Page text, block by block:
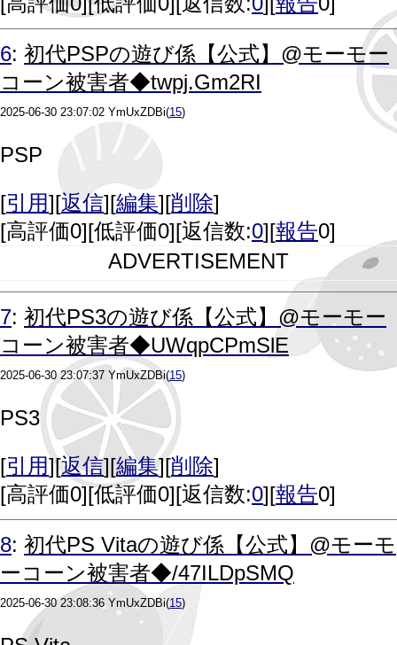
6: 初代PSPの遊び係【公式】@モーモー
コーン被害者◆twpj.Gm2RI
2025-06-30 23:07:02 YmUxZDBi(15)
PSP
[引用][返信][編集][削除]
[高評価0][低評価0][返信数:0][報告0]
ADVERTISEMENT
7: 初代PS3の遊び係【公式】@モーモー
コーン被害者◆UWqpCPmSlE
2025-06-30 23:07:37 YmUxZDBi(15)
PS3
[引用][返信][編集][削除]
[高評価0][低評価0][返信数:0][報告0]
8: 初代PS Vitaの遊び係【公式】@モーモ
ーコーン被害者◆/47ILDpSMQ
2025-06-30 23:08:36YmUxZDBi(15)